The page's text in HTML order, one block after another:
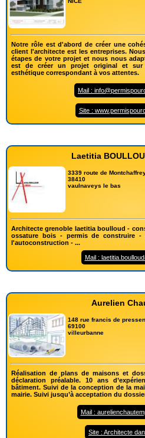
Notre rôle est d'abord de créer une
client l'architecte est les entreprises.
étapes de votre projet et nous nous
est de créer un projet original et sur
esthétique correspondant à vos attentes.
Mail :
Site :
Laetitia
3339 route de
38410
vaulnaveys le bas
Architecte grenoble laetitia boulloud -
ossature bois - permis de construire
l'autoconstruction - ...
Mail :
Aurelien
148 rue francis de
69100
villeurbanne
Réalisation de plans de maisons et
déclaration préalable. 10 ans
bâtiment. Suivi de la conception de la
mairie. Suivi jusqu’à acceptation du
Mail :
Site : Architecte